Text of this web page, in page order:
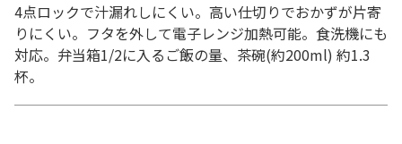
4点ロックで汁漏れしにくい。高い仕切りでおかずが片寄
りにくい。フタを外して電子レンジ加熱可能。食洗機にも
対応。弁当箱1/2に入るご飯の量、茶碗(約200ml) 約1.3
杯。